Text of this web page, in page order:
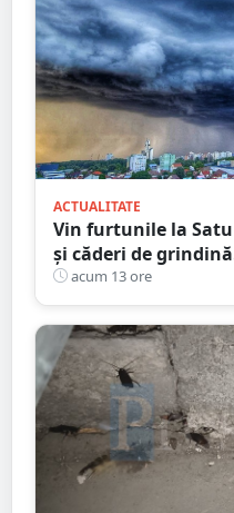
ACTUALITATE
Vin furtunile la
și căderi de
caniculă
acum 13 ore